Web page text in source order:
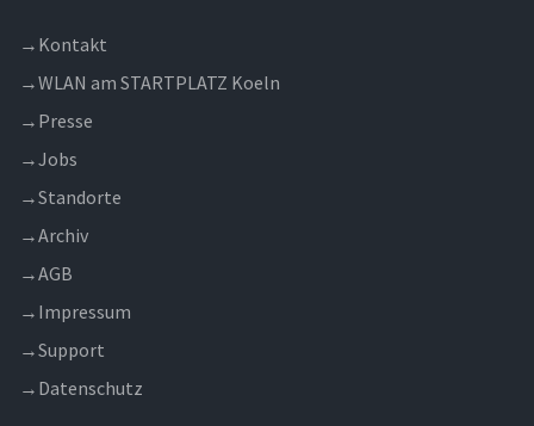
→ Kontakt
→WLAN am STARTPLATZ Koeln
→ Presse
→Jobs
→Standorte
→Archiv
→AGB
→ Impressum
→Support
→ Datenschutz